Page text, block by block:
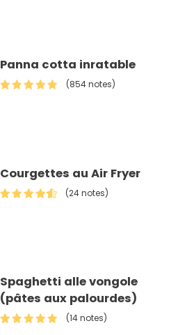
Panna cotta inratable
(854 notes)
Courgettes au Air Fryer
(24 notes)
Spaghetti alle vongole
(pâtes aux palourdes)
(14 notes)